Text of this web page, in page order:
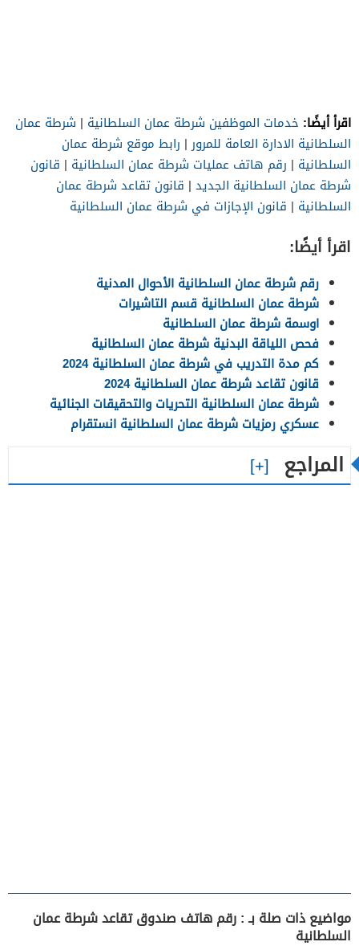
اقرأ أيضًا: خدمات الموظفين شرطة عمان السلطانية | شرطة عمان
السلطانية الادارة العامة للمرور| رابط موقع شرطة عمان
السلطانية | رقم هاتف عمليات شرطة عمان السلطانية | قانون
شرطة عمان السلطانية الجديد | قانون تقاعد شرطة عمان
السلطانية | قانون الإجازات في شرطة عمان السلطانية
اقرأ أيضًا:
رقم شرطة عمان السلطانية الأحوال المدنية
شرطة عمان السلطانية قسم التاشيرات
اوسمة شرطة عمان السلطانية
فحص اللياقة البدنية شرطة عمان السلطانية
كم مدة التدريب في شرطة عمان السلطانية 2024
قانون تقاعد شرطة عمان السلطانية 2024
شرطة عمان السلطانية التحريات والتحقيقات الجنائية
عسكري رمزيات شرطة عمان السلطانية انستقرام
المراجع
مواضيع ذات صلة بـ : رقم هاتف صندوق تقاعد شرطة عمان
السلطانية